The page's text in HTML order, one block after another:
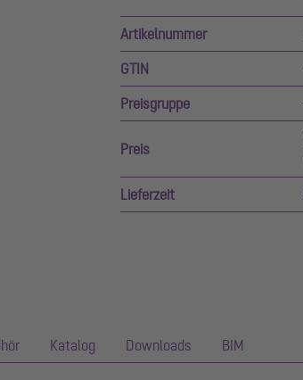
Artikelnummer
GTIN
Preisgruppe
Preis
Lieferzeit
Katalog Downloads BIM